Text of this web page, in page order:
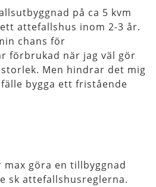
på ca 5 kvm
attefallshus inom 2-3 år.
chans för
förbrukad när jag väl gör
Men hindrar det mig
bygga ett fristående
göra en tillbyggnad
sk attefallshusreglerna.